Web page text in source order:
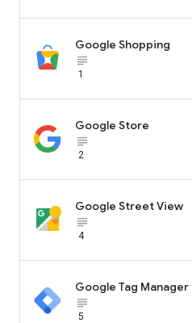
Google Shopping
subject_black
1
Google Store
subject_black
2
Google Street View
subject_black
4
Google Tag Manager
subject_black
5